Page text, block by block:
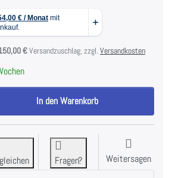
€Versandzuschlag, zzgl. Versandkosten
Beinstrecker New Classic CDF zu
In den Warenkorb
Fragen? Weitersagen